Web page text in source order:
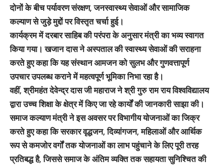
दोनों के बीच पर्यावरण संरक्षण, जनस्वास्थ्य सेवाओं और सामाजिक
कल्याण से जुड़े मुद्दों पर विस्तृत चर्चा हुई।
कार्यक्रम में दरबार साहिब की परंपरा के अनुसार मंत्री का भव्य स्वागत
किया गया। खजान दास ने अस्पताल की स्वास्थ्य सेवाओं की सराहना
करते हुए कहा कि यह संस्थान आमजन को सुलभ और गुणवत्तापूर्ण
उपचार उपलब्ध कराने में महत्वपूर्ण भूमिका निभा रहा है।
वहीं, श्रीमहंत देवेन्द्र दास जी महाराज ने श्री गुरु राम राय विश्वविद्यालय
द्वारा उच्च शिक्षा के क्षेत्र में किए जा रहे कार्यों की जानकारी साझा की।
समाज कल्याण मंत्री ने इस अवसर पर विभागीय योजनाओं का जिक्र
करते हुए कहा कि सरकार वृद्धजन, दिव्यांगजन, महिलाओं और आर्थिक
रूप से कमजोर वर्गों तक योजनाओं का लाभ पहुंचाने के लिए पूरी तरह
प्रतिबद्ध है, जिससे समाज के अंतिम व्यक्ति तक सहायता सुनिश्चित की